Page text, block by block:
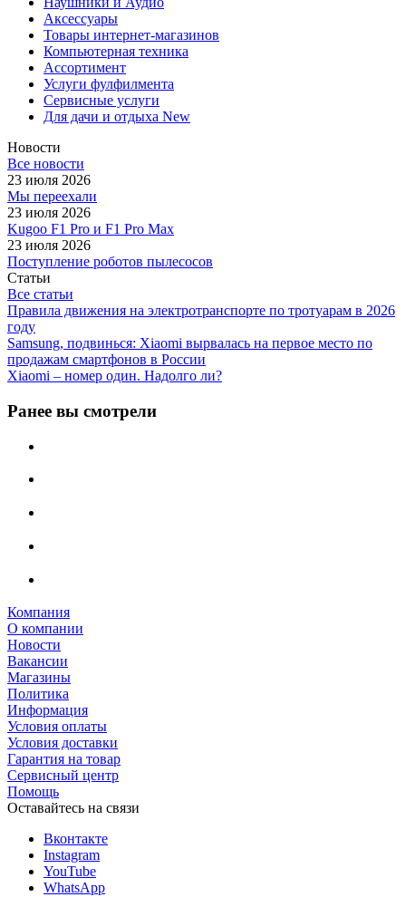
Аксессуары
Товары интернет-магазинов
Компьютерная техника
Ассортимент
Услуги фулфилмента
Сервисные услуги
Для дачи и отдыха New
Новости
Все новости
23 июля 2026
Мы переехали
23 июля 2026
Kugoo F1 Pro и F1 Pro Max
23 июля 2026
Поступление роботов пылесосов
Статьи
Все статьи
Правила движения на электротранспорте по тротуарам в 2026
году
Samsung, подвинься: Xiaomi вырвалась на первое место по
продажам смартфонов в России
Xiaomi – номер один. Надолго ли?
Ранее вы смотрели
Компания
О компании
Новости
Вакансии
Магазины
Политика
Информация
Условия оплаты
Условия доставки
Гарантия на товар
Сервисный центр
Помощь
Оставайтесь на связи
Вконтакте
Instagram
YouTube
WhatsApp